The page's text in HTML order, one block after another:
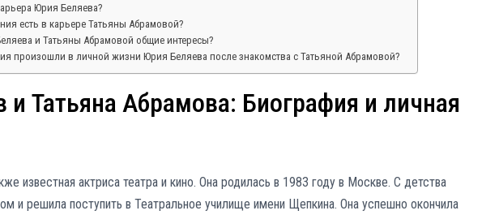
Юрия Беляева?
есть в карьере Татьяны Абрамовой?
и Татьяны Абрамовой общие интересы?
произошли в личной жизни Юрия Беляева после знакомства с Татьяной Абрамовой?
Татьяна Абрамова: Биография и личная
известная актриса театра и кино. Она родилась в 1983 году в Москве. С детства
и решила поступить в Театральное училище имени Щепкина. Она успешно окончила